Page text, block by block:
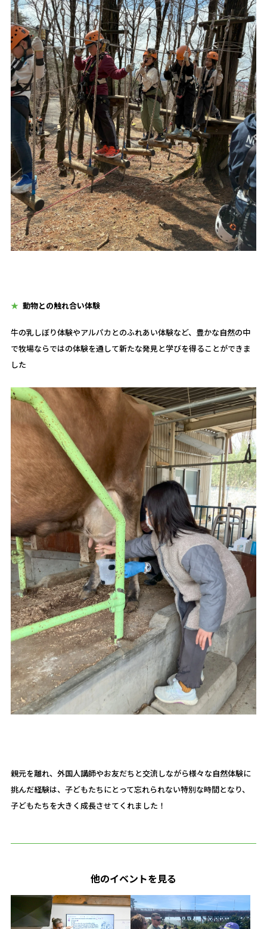
動物との触れ合い体験
牛の乳しぼり体験やアルパカとのふれあい体験など、豊かな自然の中
で牧場ならではの体験を通して新たな発見と学びを得ることができま
した
親元を離れ、外国人講師やお友だちと交流しながら様々な自然体験に
挑んだ経験は、子どもたちにとって忘れられない特別な時間となり、
子どもたちを大きく成長させてくれました！
他のイベントを見る